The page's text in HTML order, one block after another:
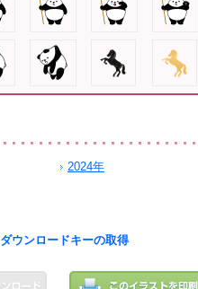
2024年
ダウンロードキーの取得